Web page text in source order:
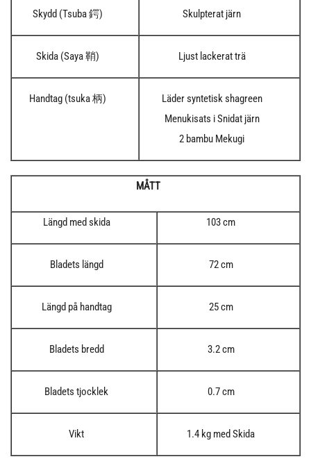
Skydd (Tsuba 鍔) Skulpterat järn
Skida (Saya 鞘) Ljust lackerat trä
Handtag (tsuka 柄)
Läder syntetisk shagreen
Menukisats i Snidat järn
2 bambu Mekugi
MÅTT
Längd med skida 103 cm
Bladets längd 72 cm
Längd på handtag 25 cm
Bladets bredd 3.2 cm
Bladets tjocklek 0.7 cm
Vikt 1.4 kg med Skida